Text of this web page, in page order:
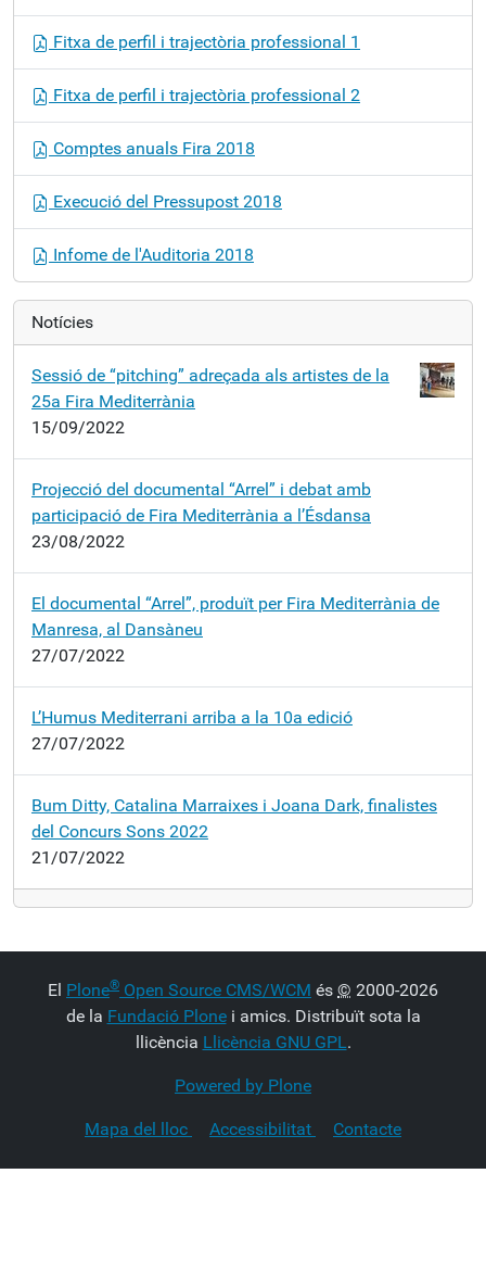
Fitxa de perfil i trajectòria professional 1
Fitxa de perfil i trajectòria professional 2
Comptes anuals Fira 2018
Execució del Pressupost 2018
Infome de l'Auditoria 2018
Notícies
Sessió de “pitching” adreçada als artistes de la
25a Fira Mediterrània
15/09/2022
Projecció del documental “Arrel” i debat amb
participació de Fira Mediterrània a l’Ésdansa
23/08/2022
El documental “Arrel”, produït per Fira Mediterrània de
Manresa, al Dansàneu
27/07/2022
L’Humus Mediterrani arriba a la 10a edició
27/07/2022
Bum Ditty, Catalina Marraixes i Joana Dark, finalistes
del Concurs Sons 2022
21/07/2022
El Plone® Open Source CMS/WCM és © 2000-2026
de la Fundació Plonei amics. Distribuït sota la
llicència Llicència GNU GPL.
Powered by Plone
Mapa del lloc Accessibilitat Contacte